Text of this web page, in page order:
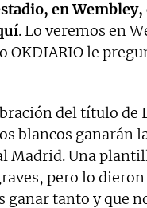
en Wembley,
. Lo veremos en
OKDIARIO le
del título de
blancos ganarán
Madrid. Una
pero lo
ganar tanto y que